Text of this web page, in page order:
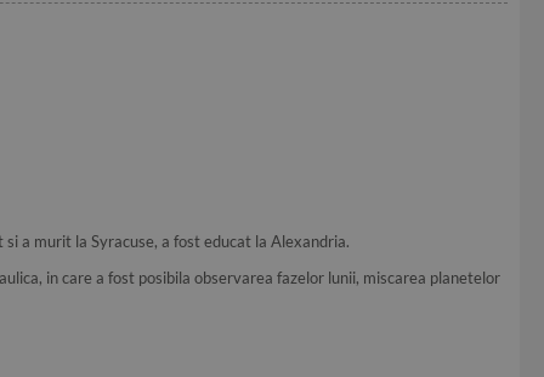
a murit la Syracuse, a fost educat la Alexandria.
in care a fost posibila observarea fazelor lunii, miscarea planetelor